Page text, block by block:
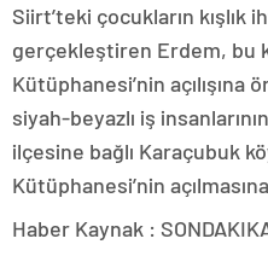
Siirt’teki çocukların kışlık
gerçekleştiren Erdem, bu
Kütüphanesi’nin açılışına
siyah-beyazlı iş
ilçesine bağlı Karaçubuk
Kütüphanesi’nin
Haber Kaynak :